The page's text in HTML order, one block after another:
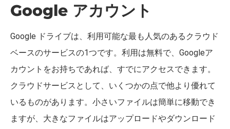
Google アカウント
Google ドライブは、利用可能な最も人気のあるクラウド
ベースのサービスの1つです。利用は無料で、Googleア
カウントをお持ちであれば、すでにアクセスできます。
クラウドサービスとして、いくつかの点で他より優れて
いるものがあります。小さいファイルは簡単に移動でき
ますが、大きなファイルはアップロードやダウンロード